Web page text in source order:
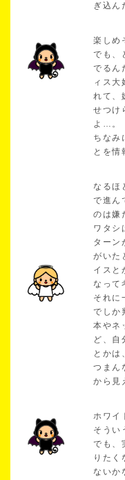
ぎ込ん
楽しめ
でも、
でるん
ィス大
れて、
せつけ
よ…。
ちなみ
とを情
なるほ
で進ん
のは嫌
ワタシ
ターン
がいた
イスと
なって
それに
でしか
本やネ
ど、自
とかは
つまん
から見
ホワイ
そうい
でも、
りたく
ないか